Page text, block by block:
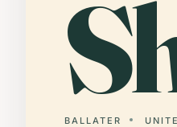
BALLATER